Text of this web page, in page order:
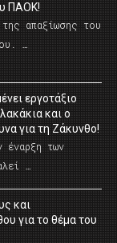
ΠΑΟΚ!
απαξίωσης του
…
εργοτάξιο
και ο
για τη Ζάκυνθο!
έναρξη των
…
και
για το θέμα του